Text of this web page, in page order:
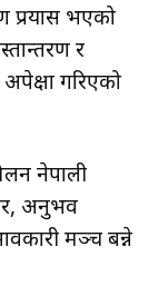
प्रयास भएको
र
गरिएको
नेपाली
अनुभव
मञ्च बन्ने